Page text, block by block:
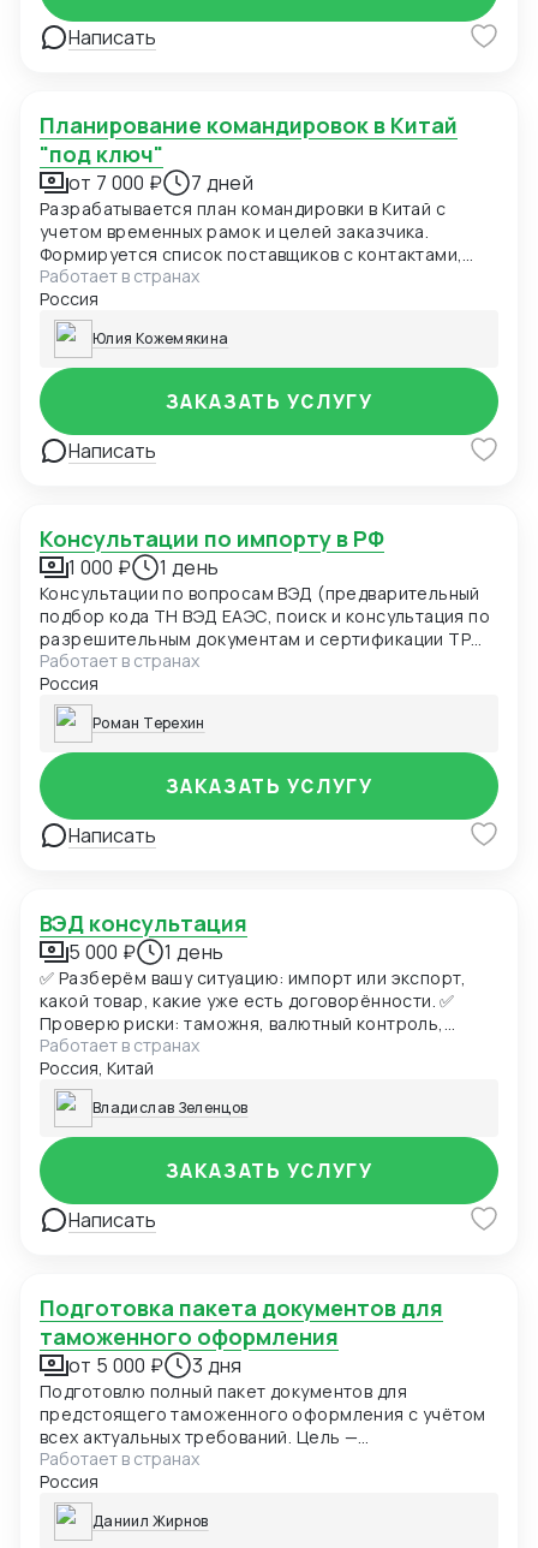
Написать
Планирование командировок в Китай
"под ключ"
от 7 000 ₽ 7 дней
Разрабатывается план командировки в Китай с
учетом временных рамок и целей заказчика.
Формируется список поставщиков с контактами,
даты встреч.
Работает в странах
Россия
Юлия Кожемякина
Написать
ЗАКАЗАТЬ УСЛУГУ
Консультации по импорту в РФ
1 000 ₽ 1 день
Консультации по вопросам ВЭД (предварительный
подбор кода ТН ВЭД ЕАЭС, поиск и консультация по
разрешительным документам и сертификации ТР
ТС/ТР ЕАЭС)
Работает в странах
Россия
Роман Терехин
Написать
ЗАКАЗАТЬ УСЛУГУ
ВЭД консультация
5 000 ₽ 1 день
✅ Разберём вашу ситуацию: импорт или экспорт,
какой товар, какие уже есть договорённости. ✅
Проверю риски: таможня, валютный контроль,
документы, сертификация, логистика. ✅ Подскажу,
как сэкономить: на логистике, курсе валют,
комиссиях посредников. ✅ Дам пошаговый план: что
делать дальше, какие документы готовить, к кому
обращаться. ✅ Ответы на все ваши вопросы —
простым языком, без «заумных» терминов.
Работает в странах
Россия, Китай
Владислав Зеленцов
Написать
ЗАКАЗАТЬ УСЛУГУ
Подготовка пакета документов для
таможенного оформления
от 5 000 ₽ 3 дня
Подготовлю полный пакет документов для
предстоящего таможенного оформления с учётом
всех актуальных требований. Цель —
минимизировать риски при растаможке и
обеспечить декларанту максимально удобную и
прозрачную работу с документацией.
Работает в странах
Россия
Даниил Жирнов